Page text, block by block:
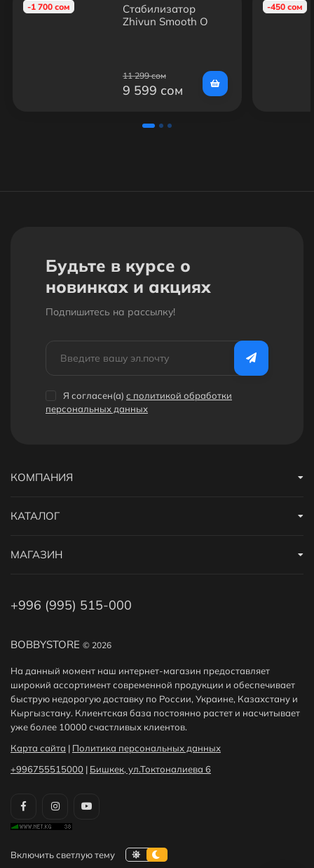
-1 700 сом
Стабилизатор
Zhiyun Smooth Q
11 299 сом
9 599 сом
-450 сом
Будьте в курсе о
новинках и акциях
Подпишитесь на рассылкy!
Я согласен(a) с политикой обработки
персональных данных
BOBBYSTORE © 2026
На данный момент наш интернет-магазин предоставляет
широкий ассортимент современной продукции и обеспечивает
быструю недорогую доставку по России, Украине, Казахстану и
Кыргызстану. Клиентская база постоянно растет и насчитывает
уже более 10000 счастливых клиентов.
Карта сайта | Политика персональных данных
+996755515000 | Бишкек, ул.Токтоналиева 6
КОМПАНИЯ
КАТАЛОГ
МАГАЗИН
+996 (995) 515-000